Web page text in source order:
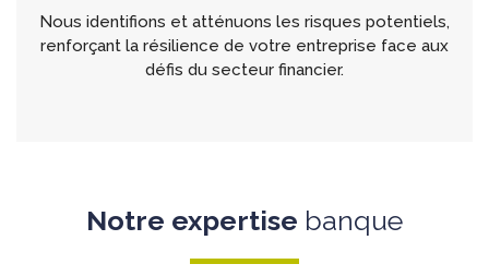
Nous identifions et atténuons les risques potentiels,
renforçant la résilience de votre entreprise face aux
défis du secteur financier.
Notre expertise banque